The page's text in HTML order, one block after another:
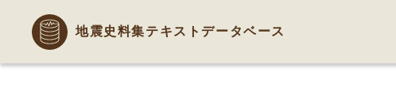
地震史料集テキストデータベース